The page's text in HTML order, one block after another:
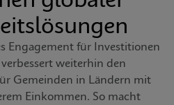
Engagement für Investitionen
weiterhin den
Gemeinden in Ländern mit
Einkommen. So macht